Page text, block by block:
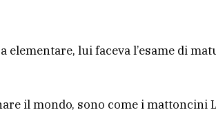
lui faceva l’esame di
il mondo, sono come i mattoncini